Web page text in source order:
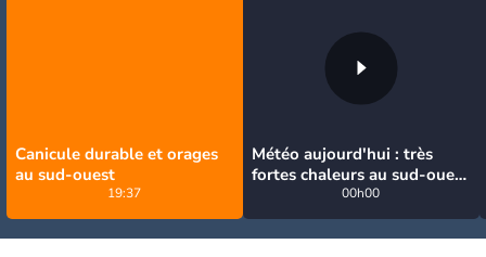
Canicule durable et orages
au sud-ouest
19:37
Météo aujourd'hui : très
fortes chaleurs au sud-ouest
avant des orages, jusqu'à
39°C
00h00